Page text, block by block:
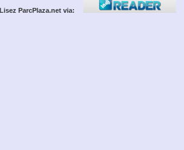
Lisez ParcPlaza.net via: